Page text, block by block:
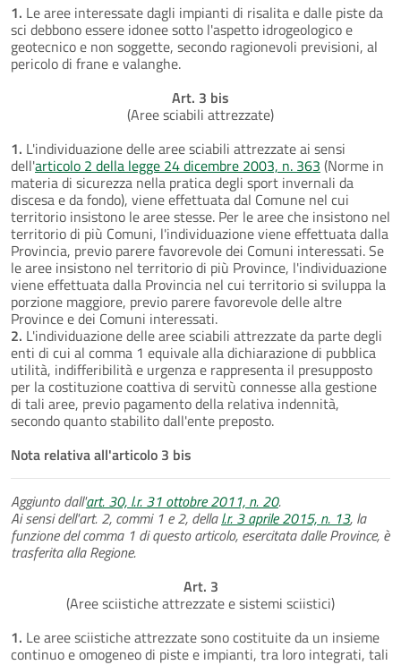
1. Le aree interessate dagli impianti di risalita e dalle piste da
sci debbono essere idonee sotto l'aspetto idrogeologico e
geotecnico e non soggette, secondo ragionevoli previsioni, al
pericolo di frane e valanghe.
Art. 3 bis
(Aree sciabili attrezzate)
1. L'individuazione delle aree sciabili attrezzate ai sensi
dell'articolo 2 della legge 24 dicembre 2003, n. 363 (Norme in
materia di sicurezza nella pratica degli sport invernali da
discesa e da fondo), viene effettuata dal Comune nel cui
territorio insistono le aree stesse. Per le aree che insistono nel
territorio di più Comuni, l'individuazione viene effettuata dalla
Provincia, previo parere favorevole dei Comuni interessati. Se
le aree insistono nel territorio di più Province, l'individuazione
viene effettuata dalla Provincia nel cui territorio si sviluppa la
porzione maggiore, previo parere favorevole delle altre
Province e dei Comuni interessati.
2. L'individuazione delle aree sciabili attrezzate da parte degli
enti di cui al comma 1 equivale alla dichiarazione di pubblica
utilità, indifferibilità e urgenza e rappresenta il presupposto
per la costituzione coattiva di servitù connesse alla gestione
di tali aree, previo pagamento della relativa indennità,
secondo quanto stabilito dall'ente preposto.
Nota relativa all'articolo 3 bis
Aggiunto dall'art. 30, l.r. 31 ottobre 2011, n. 20.
Ai sensi dell'art. 2, commi 1 e 2, dellal.r. 3 aprile 2015, n. 13, la
funzione del comma 1 di questo articolo, esercitata dalle Province, è
trasferita alla Regione.
Art. 3
(Aree sciistiche attrezzate e sistemi sciistici)
1. Le aree sciistiche attrezzate sono costituite da un insieme
continuo e omogeneo di piste e impianti, tra loro integrati, tali